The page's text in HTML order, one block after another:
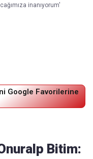
inanıyorum'
Google Favorilerine
Bitim: